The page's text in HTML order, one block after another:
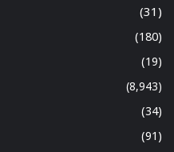
(31)
(180)
(19)
(8,943)
(34)
(91)